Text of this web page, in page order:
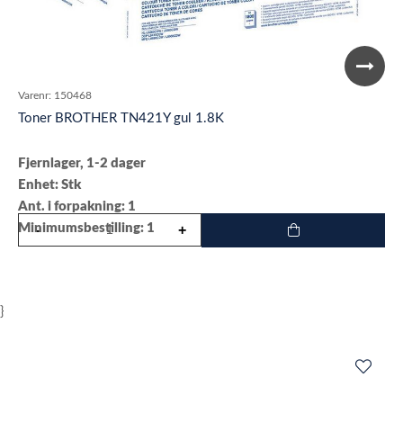
Varenr: 150468
Toner BROTHER TN421Y gul 1.8K
Fjernlager, 1-2 dager
Enhet: Stk
Ant. i forpakning: 1
Minimumsbestilling: 1
}